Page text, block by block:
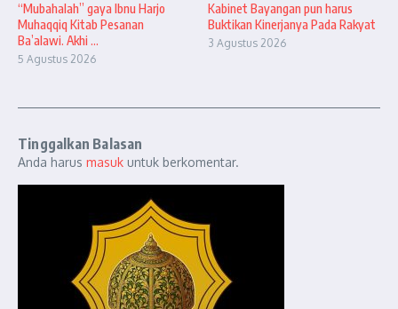
“Mubahalah” gaya Ibnu Harjo
Muhaqqiq Kitab Pesanan
Ba’alawi. Akhi ...
5 Agustus 2026
Kabinet Bayangan pun harus
Buktikan Kinerjanya Pada Rakyat
3 Agustus 2026
Tinggalkan Balasan
Anda harus masuk untuk berkomentar.